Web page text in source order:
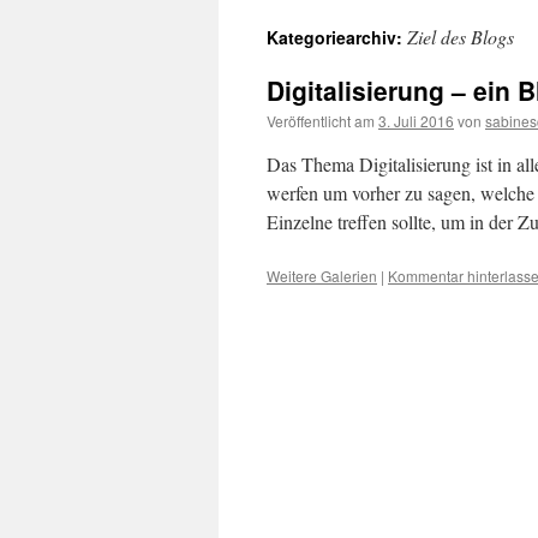
Kategoriearchiv: Ziel des Blogs
Digitalisierung – ein
Veröffentlicht am 3. Juli 2016 von
Das Thema Digitalisierung ist in
werfen um vorher zu sagen,
Einzelne treffen sollte, um in der
Weitere Galerien | Kommentar